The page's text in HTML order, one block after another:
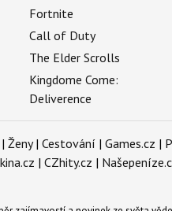
Fortnite
Call of Duty
The Elder Scrolls
Kingdome Come:
Deliverence
| Ženy| Cestování | Games.cz |
| CZhity.cz |